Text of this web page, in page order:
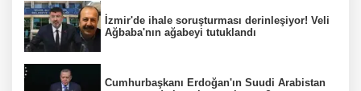
İzmir'de ihale soruşturması derinleşiyor! Veli
Ağbaba'nın ağabeyi tutuklandı
Cumhurbaşkanı Erdoğan'ın Suudi Arabistan